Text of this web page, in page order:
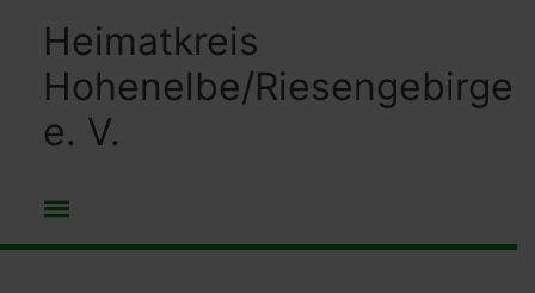
springen
Heimatkreis
Hohenelbe/Riesengebirge
e. V.
Hauptmenü